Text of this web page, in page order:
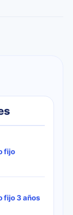
fijo
fijo 3 años